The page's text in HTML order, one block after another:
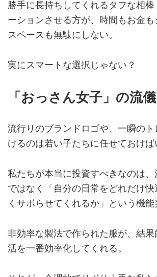
勝手に長持ちしてくれるタフな相
ーションさせる方が、時間もお金
スペースも無駄にしない。
実にスマートな選択じゃない？
「おっさん女子」の流儀
流行りのブランドロゴや、一瞬の
けるのは若い子たちに任せておけば
私たちが本当に投資すべきなのは
ではなく「自分の日常をどれだけ快
くサボらせてくれるか」という機能
非効率な製法で作られた服が、結果
活を一番効率化してくれる。